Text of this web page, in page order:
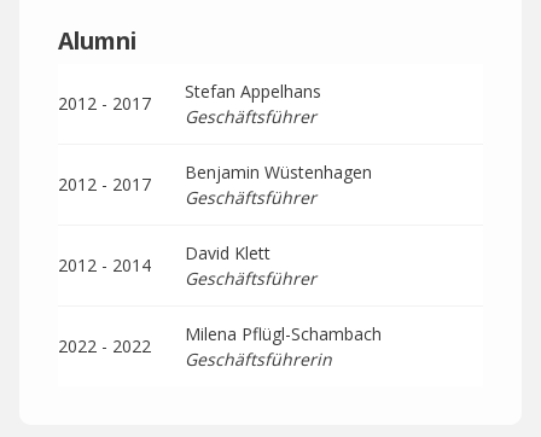
Alumni
2012 - 2017
Stefan Appelhans
Geschäftsführer
2012 - 2017
Benjamin Wüstenhagen
Geschäftsführer
2012 - 2014
David Klett
Geschäftsführer
2022 - 2022
Milena Pflügl-Schambach
Geschäftsführerin